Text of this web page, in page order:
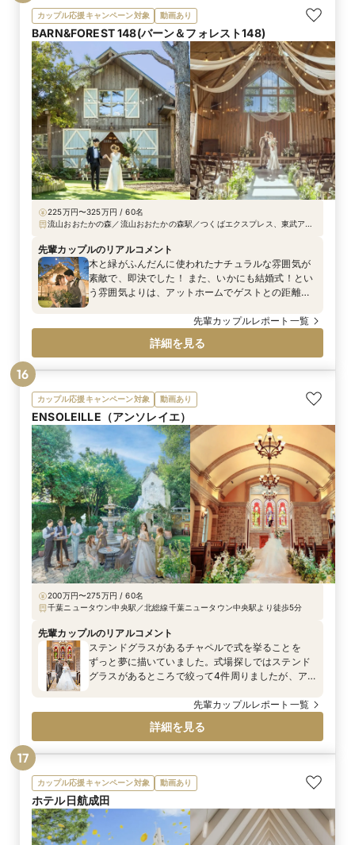
カップル応援キャンペーン対象 動画あり
BARN&FOREST 148(バーン＆フォレスト148)
225万円〜325万円 / 60名
流山おおたかの森／流山おおたかの森駅／つくばエクスプレス、東武アー
車道「流山」ICもしくは「柏」IC～車10分
先輩カップルのリアルコメント
木と緑がふんだんに使われたナチュラルな雰囲気が
素敵で、即決でした！ また、いかにも結婚式！とい
う雰囲気よりは、アットホームでゲストとの距離が
れたWedding FairでのBARN&FORESTのスタッフさ
んと、好きな雰囲気や趣味が合ったので、ここなら
私たちらしい結婚式が挙げられそう！と思って選ば
す♡
先輩カップルレポート一覧
詳細を見る
カップル応援キャンペーン対象 動画あり
ENSOLEILLE（アンソレイエ）
200万円〜275万円 / 60名
千葉ニュータウン中央駅／北総線千葉ニュータウン中央駅より徒歩5分
先輩カップルのリアルコメント
ステンドグラスがあるチャペルで式を挙ることを
ずっと夢に描いていました。式場探しではステンド
グラスがあるところで絞って4件周りましたが、ア
た。教会を思わせるような重厚感のある扉、オルガ
ンの音色、南フランスの世界観にとても惹かれまし
た。参加したゲストや後日写真を見せた方からも
い、貸切で自由度がとても高く、いろいろな部分に
自分たちらしさを出せそうと思いました。ウェルカ
ムスペースやペーパーアイテムなど、自分の中で
「こうしたい！」というものがたくさんあったの
で、こだわれて大満足です。
先輩カップルレポート一覧
詳細を見る
16
カップル応援キャンペーン対象 動画あり
ホテル日航成田
17